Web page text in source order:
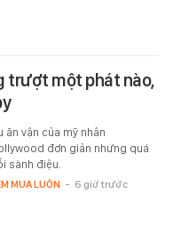
trượt một phát nào,
ăn vận của mỹ nhân
đơn giản nhưng quá
sành điệu.
MUA LUÔN - 6 giờ trước